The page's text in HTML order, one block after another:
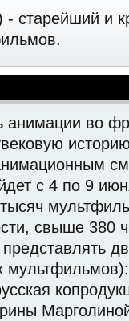
- старейший и
во
с 4 по 9
свыше 380